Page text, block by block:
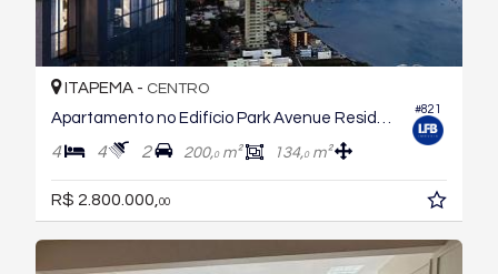
#821
ITAPEMA - CENTRO
4 4 2 200,0m² 134,0m²
R$ 2.800.000, 00